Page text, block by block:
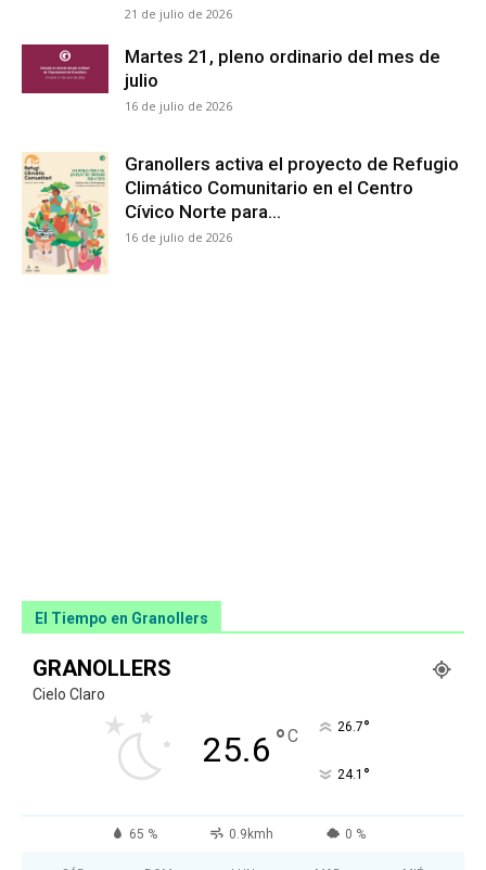
21 de julio de 2026
Martes 21, pleno ordinario del mes de
julio
16 de julio de 2026
Granollers activa el proyecto de Refugio
Climático Comunitario en el Centro
Cívico Norte para...
16 de julio de 2026
El Tiempo en Granollers
GRANOLLERS
Cielo Claro
25.6 °C 26.7°
24.1 °
65 % 0.9kmh 0 %